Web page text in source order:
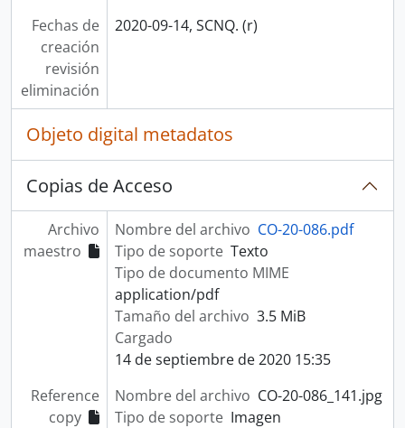
Fechas de
creación
revisión
eliminación
2020-09-14, SCNQ. (r)
Objeto digital metadatos
Copias de Acceso
Archivo
maestro
Nombre del archivo CO-20-086.pdf
Tipo de soporte Texto
Tipo de documento MIME
application/pdf
Tamaño del archivo 3.5 MiB
Cargado
14 de septiembre de 2020 15:35
Reference
copy
Nombre del archivo CO-20-086_141.jpg
Tipo de soporte Imagen